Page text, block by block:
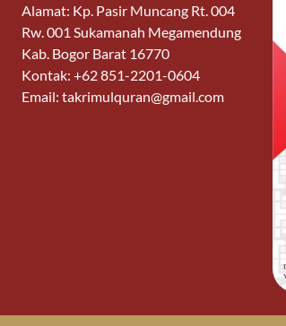
Alamat: Kp. Pasir Muncang Rt. 004
Rw. 001 Sukamanah Megamendung
Kab. Bogor Barat 16770
Kontak: +62 851-2201-0604
Email: takrimulquran@gmail.com